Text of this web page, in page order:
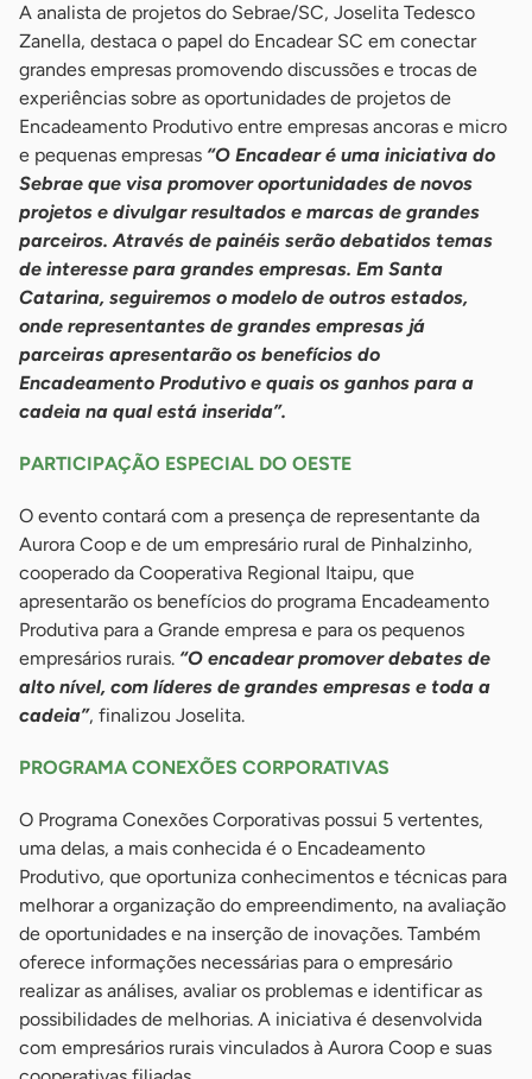
A analista de projetos do Sebrae/SC, Joselita Tedesco
Zanella, destaca o papel do Encadear SC em conectar
grandes empresas promovendo discussões e trocas de
experiências sobre as oportunidades de projetos de
Encadeamento Produtivo entre empresas ancoras e micro
e pequenas empresas “O Encadear é uma iniciativa do
Sebrae que visa promover oportunidades de novos
projetos e divulgar resultados e marcas de grandes
parceiros. Através de painéis serão debatidos temas
de interesse para grandes empresas. Em Santa
Catarina, seguiremos o modelo de outros estados,
onde representantes de grandes empresas já
parceiras apresentarão os benefícios do
Encadeamento Produtivo e quais os ganhos para a
cadeia na qual está inserida”.
PARTICIPAÇÃO ESPECIAL DO OESTE
O evento contará com a presença de representante da
Aurora Coop e de um empresário rural de Pinhalzinho,
cooperado da Cooperativa Regional Itaipu, que
apresentarão os benefícios do programa Encadeamento
Produtiva para a Grande empresa e para os pequenos
empresários rurais. “O encadear promover debates de
alto nível, com líderes de grandes empresas e toda a
cadeia”, finalizou Joselita.
PROGRAMA CONEXÕES CORPORATIVAS
O Programa Conexões Corporativas possui 5 vertentes,
uma delas, a mais conhecida é o Encadeamento
Produtivo, que oportuniza conhecimentos e técnicas para
melhorar a organização do empreendimento, na avaliação
de oportunidades e na inserção de inovações. Também
oferece informações necessárias para o empresário
realizar as análises, avaliar os problemas e identificar as
possibilidades de melhorias. A iniciativa é desenvolvida
com empresários rurais vinculados à Aurora Coop e suas